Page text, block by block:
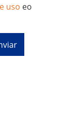
uso eo